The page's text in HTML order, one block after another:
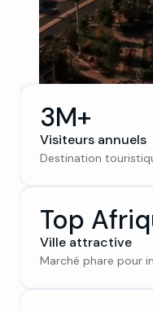
3M+
Visiteurs annuels
Destination
Top
Ville attractive
Marché phare pour